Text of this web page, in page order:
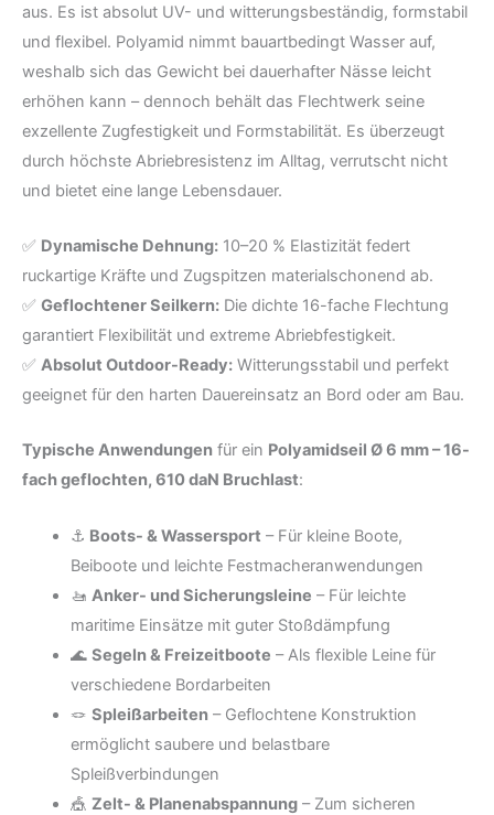
aus. Es ist absolut UV- und witterungsbeständig, formstabil
und flexibel. Polyamid nimmt bauartbedingt Wasser auf,
weshalb sich das Gewicht bei dauerhafter Nässe leicht
erhöhen kann – dennoch behält das Flechtwerk seine
exzellente Zugfestigkeit und Formstabilität. Es überzeugt
durch höchste Abriebresistenz im Alltag, verrutscht nicht
und bietet eine lange Lebensdauer.
✅ Dynamische Dehnung: 10–20 % Elastizität federt
ruckartige Kräfte und Zugspitzen materialschonend ab.
✅ Geflochtener Seilkern: Die dichte 16-fache Flechtung
garantiert Flexibilität und extreme Abriebfestigkeit.
✅ Absolut Outdoor-Ready: Witterungsstabil und perfekt
geeignet für den harten Dauereinsatz an Bord oder am Bau.
Typische Anwendungen für ein Polyamidseil Ø 6 mm – 16-
fach geflochten, 610 daN Bruchlast:
⚓ Boots- & Wassersport – Für kleine Boote,
Beiboote und leichte Festmacheranwendungen
🚤 Anker- und Sicherungsleine – Für leichte
maritime Einsätze mit guter Stoßdämpfung
🌊 Segeln & Freizeitboote – Als flexible Leine für
verschiedene Bordarbeiten
🪢 Spleißarbeiten– Geflochtene Konstruktion
ermöglicht saubere und belastbare
Spleißverbindungen
🎪 Zelt- & Planenabspannung– Zum sicheren